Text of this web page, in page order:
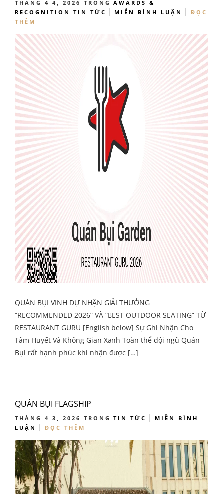
THÁNG 4 4, 2026 TRONG AWARDS &
RECOGNITION
TIN TỨC MIỄN BÌNH LUẬN
ĐỌC
THÊM
QUÁN BỤI VINH DỰ NHẬN GIẢI THƯỞNG
“RECOMMENDED 2026” VÀ “BEST OUTDOOR SEATING” TỪ
RESTAURANT GURU [English below] Sự Ghi Nhận Cho
Tâm Huyết Và Không Gian Xanh Toàn thể đội ngũ Quán
Bụi rất hạnh phúc khi nhận được […]
QUÁN BỤI FLAGSHIP
THÁNG 4 3, 2026 TRONG TIN TỨC
MIỄN BÌNH
LUẬN
ĐỌC THÊM